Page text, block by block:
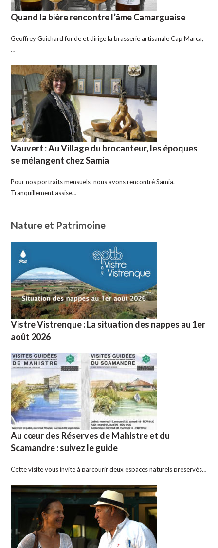
Quand la bière rencontre l’âme Camarguaise
Geoffrey Guichard fonde et dirige la brasserie artisanale Cap Marca,
…
Vauvert : Au Village du brocanteur, les époques
se mélangent chez Samia
Pour nos portraits mensuels, nous avons rencontré Samia.
Tranquillement assise…
Nature et Patrimoine
Vistre Vistrenque : La situation des nappes au 1er
août 2026
Au cœur des Réserves de Mahistre et du
Scamandre : suivez le guide
Cette visite vous invite à parcourir deux espaces naturels préservés…